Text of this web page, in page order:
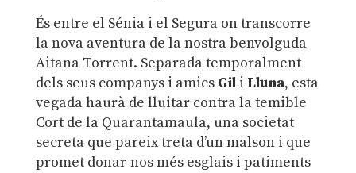
És entre el Sénia i el Segura on transcorre
la nova aventura de la nostra benvolguda
Aitana Torrent. Separada temporalment
dels seus companys i amics Gili Lluna, esta
vegada haurà de lluitar contra la temible
Cort de la Quarantamaula, una societat
secreta que pareix treta d’un malson i que
promet donar-nos més esglais i patiments